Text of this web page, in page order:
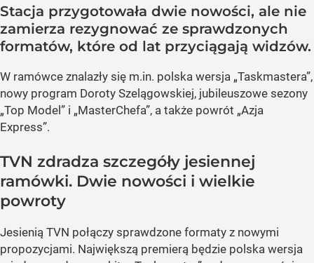
Stacja przygotowała dwie nowości, ale nie
zamierza rezygnować ze sprawdzonych
formatów, które od lat przyciągają widzów.
W ramówce znalazły się m.in. polska wersja „Taskmastera”,
nowy program Doroty Szelągowskiej, jubileuszowe sezony
„Top Model” i „MasterChefa”, a także powrót „Azja
Express”.
TVN zdradza szczegóły jesiennej
ramówki. Dwie nowości i wielkie
powroty
Jesienią TVN połączy sprawdzone formaty z nowymi
propozycjami. Największą premierą będzie polska wersja